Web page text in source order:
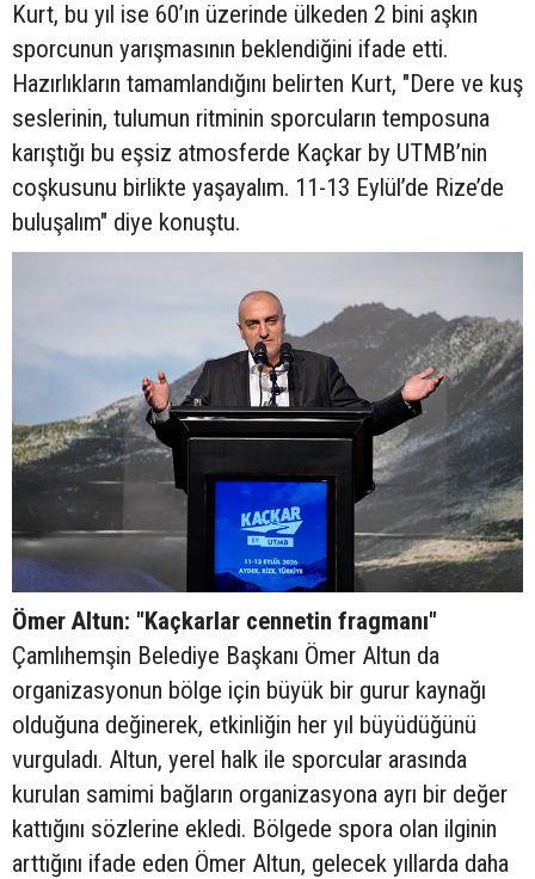
Kurt, bu yıl ise 60’ın üzerinde ülkeden 2 bini aşkın
sporcunun yarışmasının beklendiğini ifade etti.
Hazırlıkların tamamlandığını belirten Kurt, "Dere ve kuş
seslerinin, tulumun ritminin sporcuların temposuna
karıştığı bu eşsiz atmosferde Kaçkar by UTMB’nin
coşkusunu birlikte yaşayalım. 11-13 Eylül’de Rize’de
buluşalım" diye konuştu.
Ömer Altun: "Kaçkarlar cennetin fragmanı"
Çamlıhemşin Belediye Başkanı Ömer Altun da
organizasyonun bölge için büyük bir gurur kaynağı
olduğuna değinerek, etkinliğin her yıl büyüdüğünü
vurguladı. Altun, yerel halk ile sporcular arasında
kurulan samimi bağların organizasyona ayrı bir değer
kattığını sözlerine ekledi. Bölgede spora olan ilginin
arttığını ifade eden Ömer Altun, gelecek yıllarda daha